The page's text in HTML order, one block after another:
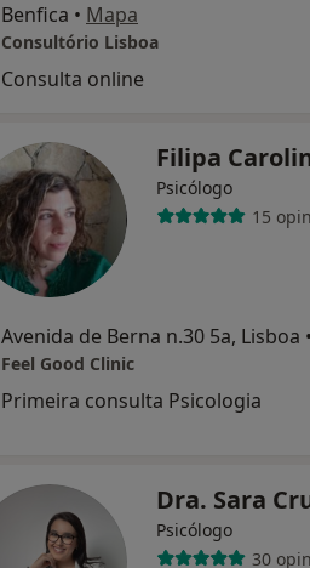
Benfica • Mapa
Consultório Lisboa
Consulta online
Filipa
Psicólogo
15
Avenida de Berna n.30 5a, Lisboa •
Feel Good Clinic
Primeira consulta Psicologia
Dra. Sara
Psicólogo
30